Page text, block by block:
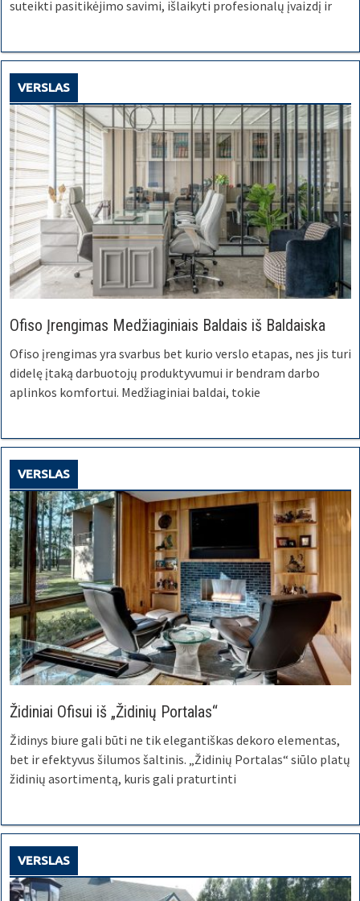
suteikti pasitikėjimo savimi, išlaikyti profesionalų įvaizdį ir
VERSLAS
Ofiso Įrengimas Medžiaginiais Baldais iš Baldaiska
Ofiso įrengimas yra svarbus bet kurio verslo etapas, nes jis turi
didelę įtaką darbuotojų produktyvumui ir bendram darbo
aplinkos komfortui. Medžiaginiai baldai, tokie
VERSLAS
Židiniai Ofisui iš „Židinių Portalas“
Židinys biure gali būti ne tik elegantiškas dekoro elementas,
bet ir efektyvus šilumos šaltinis. „Židinių Portalas“ siūlo platų
židinių asortimentą, kuris gali praturtinti
VERSLAS